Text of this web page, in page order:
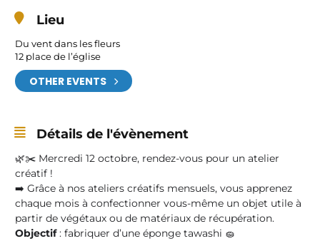
Lieu
Du vent dans les fleurs
12 place de l’église
OTHER EVENTS
Détails de l'évènement
🌿✂️ Mercredi 12 octobre, rendez-vous pour un atelier
créatif !
➡️ Grâce à nos ateliers créatifs mensuels, vous apprenez
chaque mois à confectionner vous-même un objet utile à
partir de végétaux ou de matériaux de récupération.
Objectif: fabriquer d’une éponge tawashi 🧽